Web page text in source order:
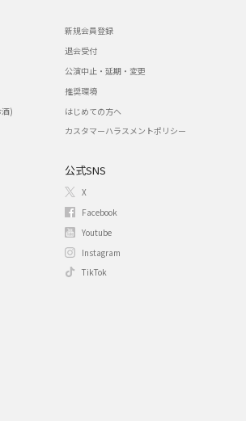
)
新規会員登録
退会受付
公演中止・延期・変更
推奨環境
はじめての方へ
カスタマーハラスメントポリシー
公式SNS
X
Facebook
Youtube
Instagram
TikTok